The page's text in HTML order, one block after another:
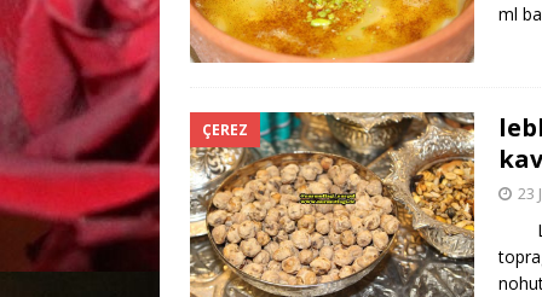
ml
ÇEREZ
23